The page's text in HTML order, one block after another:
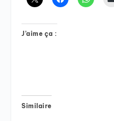
J’aime ça :
Similaire